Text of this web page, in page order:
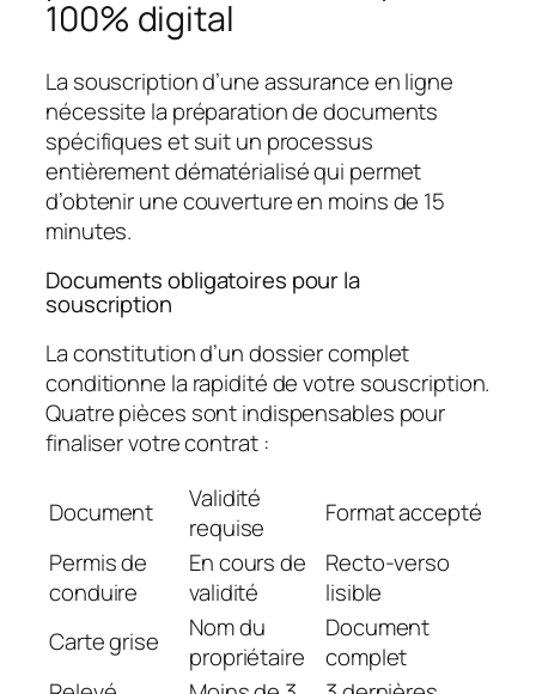
100% digital
La souscription d’une assurance en ligne
nécessite la préparation de documents
spécifiques et suit un processus
entièrement dématérialisé qui permet
d’obtenir une couverture en moins de 15
minutes.
Documents obligatoires pour la
souscription
La constitution d’un dossier complet
conditionne la rapidité de votre souscription.
Quatre pièces sont indispensables pour
finaliser votre contrat :
Document
Validité
requise
Format accepté
Permis de
conduire
En cours de
validité
Recto-verso
lisible
Carte grise
Nom du
propriétaire
Document
complet